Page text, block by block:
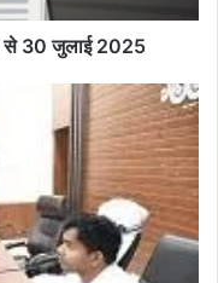
से 30 जुलाई 2025